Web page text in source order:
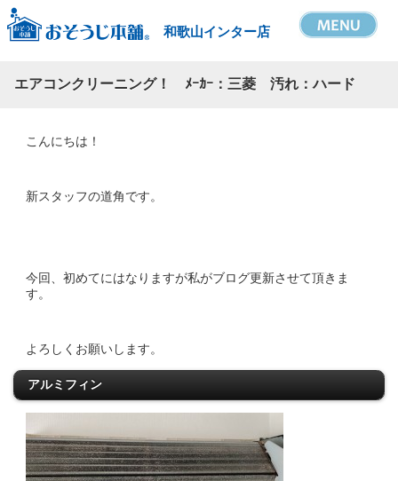
和歌山インター店
エアコンクリーニング！ ﾒｰｶｰ：三菱 汚れ：ハード
こんにちは！
新スタッフの道角です。
今回、初めてにはなりますが私がブログ更新させて頂きま
す。
よろしくお願いします。
アルミフィン